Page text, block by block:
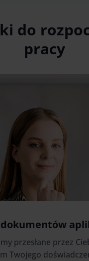
do
pracy
dokumentów
przesłane przez
Twojego